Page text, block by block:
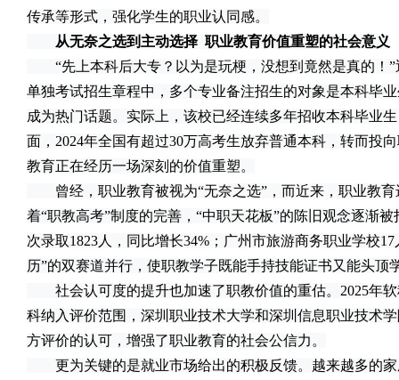
传承等形式，强化学生的职业认同感。
从无奈之选到主动选择 职业教育价值重塑的社会意义
“先上本科后大专？以为是玩梗，没想到竟然是真的！”
单独考试招生章程中，多个专业备注招生的对象是本科毕
成为热门话题。实际上，该校已经连续多年招收本科毕业
面，2024年全国有超过30万高考生放弃普通本科，转而投
教育正在经历一场深刻的价值重塑。
曾经，职业教育被视为“无奈之选”，而近来，职业教育
着“职教高考”制度的完善，“中职天花板”的陈旧观念逐渐
次录取1823人，同比增长34%；广州市旅游商务职业学校
历”的双赛道并行，使职教学子既能手持技能证书又能头顶
社会认可度的提升也加速了职教价值的重估。2025年软
科纳入评价范围，深圳职业技术大学和深圳信息职业技术
方评价的认可，增强了职业教育的社会公信力。
更为关键的是就业市场给出的积极反馈。越来越多的家